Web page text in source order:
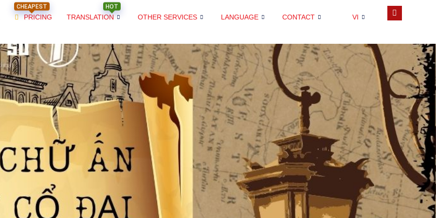
CHEAPEST
PRICING
HOT
TRANSLATION OTHER SERVICES LANGUAGE CONTACT VI